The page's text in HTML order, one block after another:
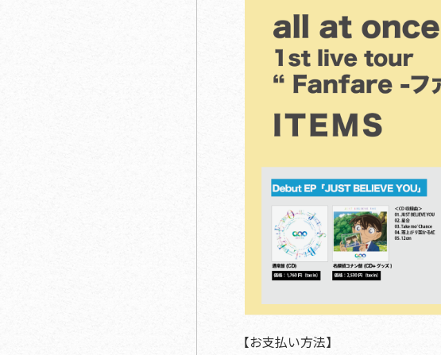
【お支払い方法】